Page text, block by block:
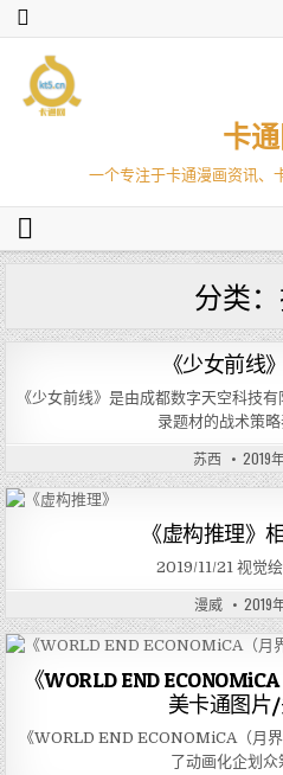
卡
一个专注于卡通漫画资讯、
分类
《少女前线
《少女前线》是由成都数字天空科技
录题材的战术策略
苏西 2019
《虚构推理》
2019/11/21 视觉
漫威 2019
《WORLD END
美卡通图片/
《WORLD END ECONOMiCA（月
了动画化企划